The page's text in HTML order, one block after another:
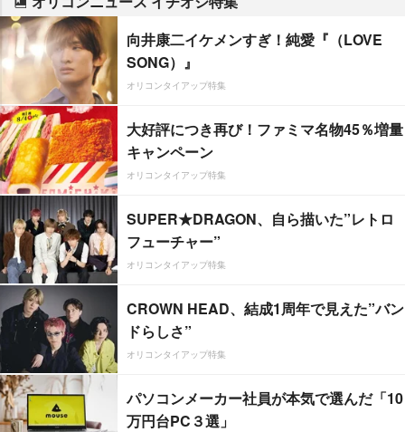
向井康二イケメンすぎ！純愛『（LOVE
SONG）』
オリコンタイアップ特集
大好評につき再び！ファミマ名物45％増量
キャンペーン
オリコンタイアップ特集
SUPER★DRAGON、自ら描いた”レトロ
フューチャー”
オリコンタイアップ特集
CROWN HEAD、結成1周年で見えた”バン
ドらしさ”
オリコンタイアップ特集
パソコンメーカー社員が本気で選んだ「10
万円台PC３選」